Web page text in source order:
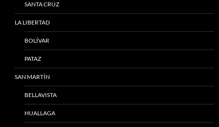
SANTA CRUZ
LA LIBERTAD
BOLÍVAR
PATAZ
SAN MARTÍN
BELLAVISTA
HUALLAGA